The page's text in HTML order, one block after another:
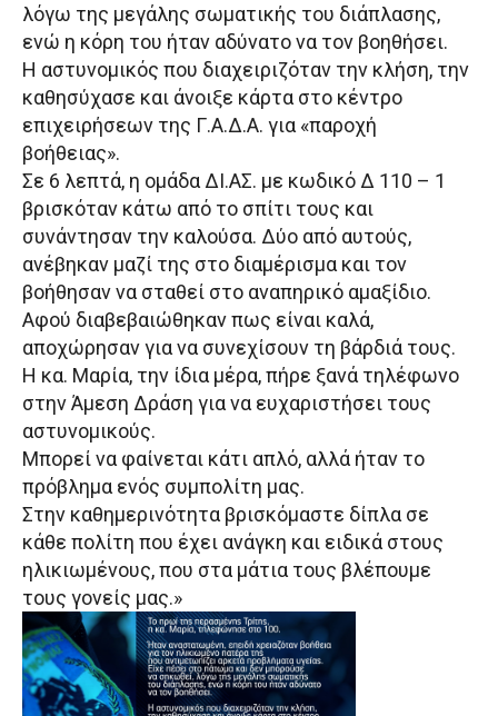
λόγω της μεγάλης σωματικής του διάπλασης,
ενώ η κόρη του ήταν αδύνατο να τον βοηθήσει.
Η αστυνομικός που διαχειριζόταν την κλήση, την
καθησύχασε και άνοιξε κάρτα στο κέντρο
επιχειρήσεων της Γ.Α.Δ.Α. για «παροχή
βοήθειας».
Σε 6 λεπτά, η ομάδα ΔΙ.ΑΣ. με κωδικό Δ 110 – 1
βρισκόταν κάτω από το σπίτι τους και
συνάντησαν την καλούσα. Δύο από αυτούς,
ανέβηκαν μαζί της στο διαμέρισμα και τον
βοήθησαν να σταθεί στο αναπηρικό αμαξίδιο.
Αφού διαβεβαιώθηκαν πως είναι καλά,
αποχώρησαν για να συνεχίσουν τη βάρδιά τους.
Η κα. Μαρία, την ίδια μέρα, πήρε ξανά τηλέφωνο
στην Άμεση Δράση για να ευχαριστήσει τους
αστυνομικούς.
Μπορεί να φαίνεται κάτι απλό, αλλά ήταν το
πρόβλημα ενός συμπολίτη μας.
Στην καθημερινότητα βρισκόμαστε δίπλα σε
κάθε πολίτη που έχει ανάγκη και ειδικά στους
ηλικιωμένους, που στα μάτια τους βλέπουμε
τους γονείς μας.»